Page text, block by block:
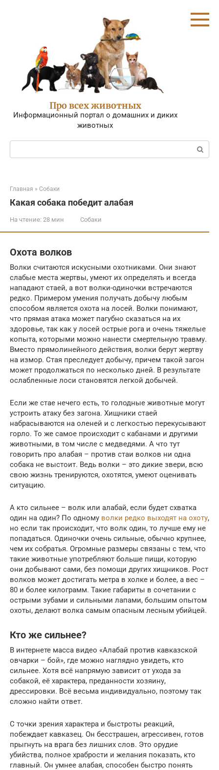
Про всех животных
Информационный портал о домашних и диких
животных
Поиск:
Главная » Собаки
Какая собака победит алабая
На чтение: 28 мин Собаки
Охота волков
Волки считаются искусными охотниками. Они знают
слабые места жертвы, умеют их определять и всегда
нападают стаей, а вот волки-одиночки встречаются
редко. Примером умения получать добычу любым
способом является охота на лосей. Волки понимают,
что прямая атака может пагубно сказаться на их
здоровье, так как у лосей острые рога и очень тяжелые
копыта, которыми можно нанести смертельную травму.
Вместо прямолинейного действия, волки берут жертву
на измор. Стая преследует добычу, причем такой загон
может продолжаться по несколько дней. В результате
ослабленные лоси становятся легкой добычей.
Если же стае нечего есть, то голодные животные могут
устроить атаку без загона. Хищники стаей
набрасываются на оленей и с легкостью перекусывают
горло. То же самое происходит с кабанами и другими
животными, в том числе с медведями. А что тут
говорить про алабая – против стаи волков ни одна
собака не выстоит. Ведь волки – это дикие звери, всю
свою жизнь тренируются, охотятся, умеют оценивать
ситуацию.
А кто сильнее – волк или алабай, если будет схватка
один на один? По одному волки редко выходят на охоту,
но если так происходит, что волк один, то лучше ему не
попадаться. Одиночки очень сильные, обычно крупнее,
чем их собратья. Огромные размеры связаны с тем, что
такие животные употребляют больше пищи, которую
они добывают сами, без помощи других хищников. Рост
волков может достигать метра в холке и более, а вес –
80 и более килограмм. Такие габариты в сочетании с
острыми зубами и сильными лапами, большим опытом
охоты, делают волка самым опасным лесным убийцей.
Кто же сильнее?
В интернете масса видео «Алабай против кавказской
овчарки – бой», где можно наглядно увидеть, кто
сильнее. Хотя всё напрямую зависит от ухода за
собакой, её характера, преданности хозяину,
дрессировки. Всё весьма индивидуально, поэтому так
сложно найти ответ.
С точки зрения характера и быстроты реакций,
побеждает кавказец. Он бесстрашен, агрессивен, готов
прыгнуть на врага без лишних слов. Это орудие
убийства, полное храбрости и желания показать, кто
главный. Он умнее алабая, способен быстро понять